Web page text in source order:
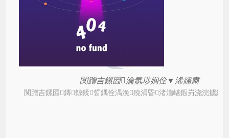
闃蹭吉鏍囩瀹氬埗娴佺▼浠嬬粛